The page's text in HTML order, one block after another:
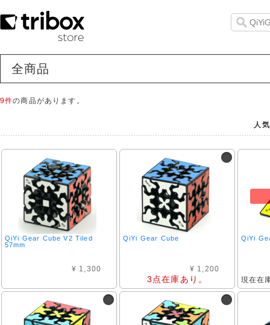
全商品
9件の商品があります。
人
QiYi Gear Cube V2 Tiled
57mm
¥ 1,300
QiYi Gear Cube
¥ 1,200
3点在庫あり。
QiYi
現在在